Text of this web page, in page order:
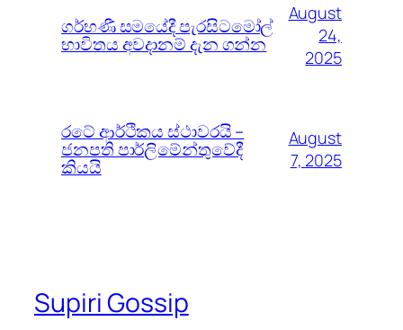
ගර්භණී සමයේදී පැරසිටමෝල්
භාවිතය අවදානම් දැන ගන්න
August
24,
2025
රටේ ආර්ථිකය ස්ථාවරයි –
ජනපති පාර්ලිමේන්තුවේදී
කියයි
August
7, 2025
Supiri Gossip